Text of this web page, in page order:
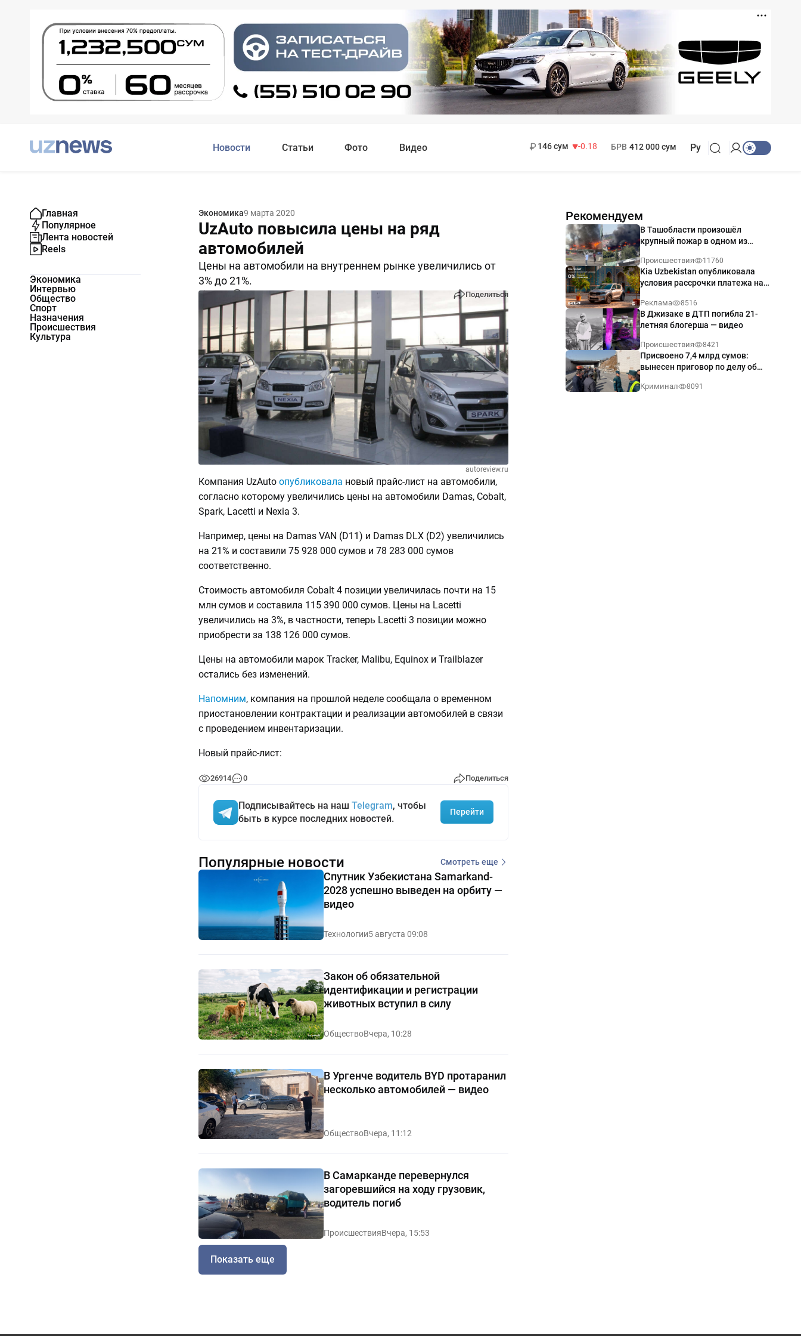
Новости Статьи Фото Видео
146 сум
-0.18
БРВ 412 000 сум Ру
Главная
Популярное
Лента новостей
Reels
Экономика
Интервью
Общество
Спорт
Назначения
Происшествия
Культура
Экономика9 марта 2020
UzAuto повысила цены на ряд
автомобилей
Цены на автомобили на внутреннем рынке увеличились от
3% до 21%.
Поделиться
autoreview.ru
Компания UzAuto опубликовала новый прайс-лист на автомобили,
согласно которому увеличились цены на автомобили Damas, Cobalt,
Spark, Lacetti и Nexia 3.
Например, цены на Damas VAN (D11) и Damas DLX (D2) увеличились
на 21% и составили 75 928 000 сумов и 78 283 000 сумов
соответственно.
Стоимость автомобиля Cobalt 4 позиции увеличилась почти на 15
млн сумов и составила 115 390 000 сумов. Цены на Lacetti
увеличились на 3%, в частности, теперь Lacetti 3 позиции можно
приобрести за 138 126 000 сумов.
Цены на автомобили марок Tracker, Malibu, Equinox и Trailblazer
остались без изменений.
Напомним, компания на прошлой неделе сообщала о временном
приостановлении контрактации и реализации автомобилей в связи
с проведением инвентаризации.
Новый прайс-лист:
26914 0 Поделиться
Подписывайтесь на наш Telegram, чтобы
быть в курсе последних новостей.
Перейти
Рекомендуем
В Ташобласти произошёл
крупный пожар в одном из
Происшествия 11760
Kia Uzbekistan опубликовала
условия рассрочки платежа на
годовых
Реклама 8516
В Джизаке в ДТП погибла 21-
летняя блогерша — видео
Происшествия 8421
Присвоено 7,4 млрд сумов:
вынесен приговор по делу об
Ташкенте
Криминал 8091
Популярные новости Смотреть еще
Спутник Узбекистана Samarkand-
2028 успешно выведен на орбиту —
видео
Технологии5 августа 09:08
Закон об обязательной
идентификации и регистрации
животных вступил в силу
ОбществоВчера, 10:28
В Ургенче водитель BYD протаранил
несколько автомобилей — видео
ОбществоВчера, 11:12
В Самарканде перевернулся
загоревшийся на ходу грузовик,
водитель погиб
ПроисшествияВчера, 15:53
Показать еще